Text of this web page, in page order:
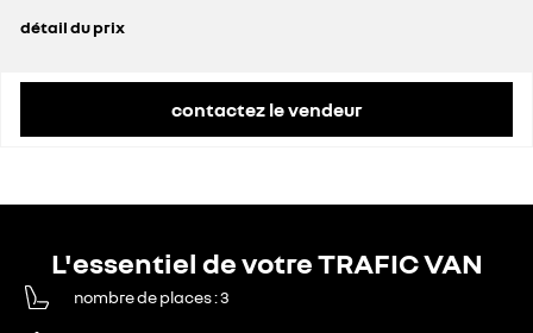
détail du prix
contactez le vendeur
L'essentiel de votre TRAFIC VAN
nombre de places 3